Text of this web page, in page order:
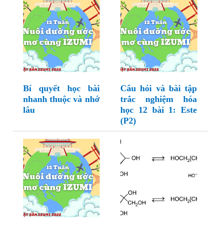
Bí quyết học bài
nhanh thuộc và nhớ
lâu
Câu hỏi và bài tập
trắc nghiệm hóa
học 12 bài 1: Este
(P2)